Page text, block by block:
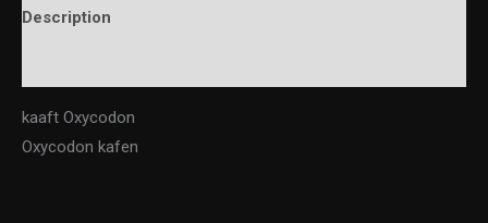
Description
kaaft Oxycodon
Oxycodon kafen